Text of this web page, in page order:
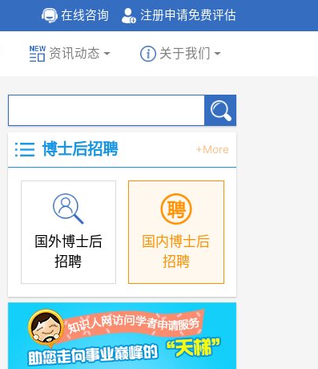
注册申请免费评估
在线咨询
资讯动态 关于我们
博士后招聘 +More
国外博士后
招聘
国内博士后
招聘